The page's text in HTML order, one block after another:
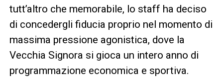
tutt’altro che memorabile, lo staff ha deciso
di concedergli fiducia proprio nel momento di
massima pressione agonistica, dove la
Vecchia Signora si gioca un intero anno di
programmazione economica e sportiva.